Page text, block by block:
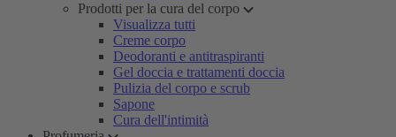
Prodotti per la cura del corpo
Visualizza tutti
Creme corpo
Deodoranti e antitraspiranti
Gel doccia e trattamenti doccia
Pulizia del corpo e scrub
Sapone
Cura dell'intimità